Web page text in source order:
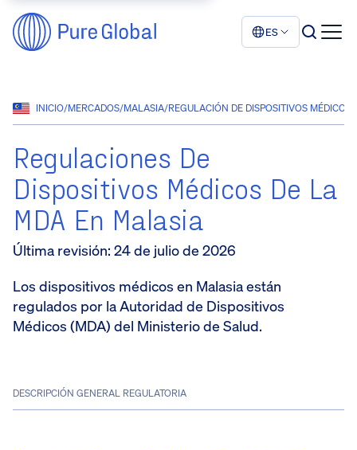
ES
INICIO/MERCADOS/MALASIA/REGULACIÓN DE DISPOSITIVOS
Regulaciones De
Dispositivos Médicos De La
MDA En Malasia
Última revisión: 24 de julio de 2026
Los dispositivos médicos en Malasia están
regulados por la Autoridad de Dispositivos
Médicos (MDA) del Ministerio de Salud.
DESCRIPCIÓN GENERAL REGULATORIA